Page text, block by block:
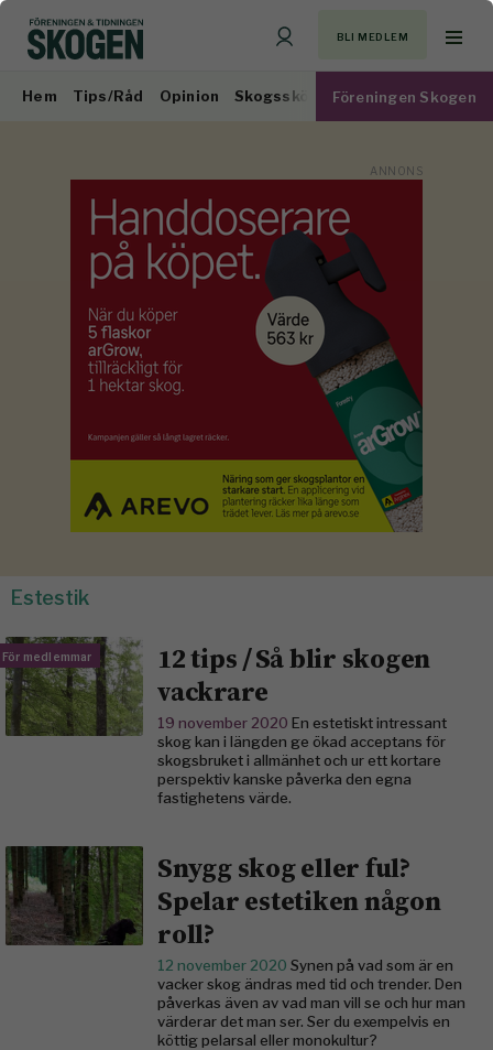
BLI MEDLEM
Hem Tips/Råd Opinion Skogsskötsel Virkesmarknad
Föreningen Skogen
Estestik
För medlemmar
12 tips / Så blir skogen
vackrare
19 november 2020 En estetiskt intressant
skog kan i längden ge ökad acceptans för
skogsbruket i allmänhet och ur ett kortare
perspektiv kanske påverka den egna
fastighetens värde.
Snygg skog eller ful?
Spelar estetiken någon
roll?
12 november 2020 Synen på vad som är en
vacker skog ändras med tid och trender. Den
påverkas även av vad man vill se och hur man
värderar det man ser. Ser du exempelvis en
köttig pelarsal eller monokultur?